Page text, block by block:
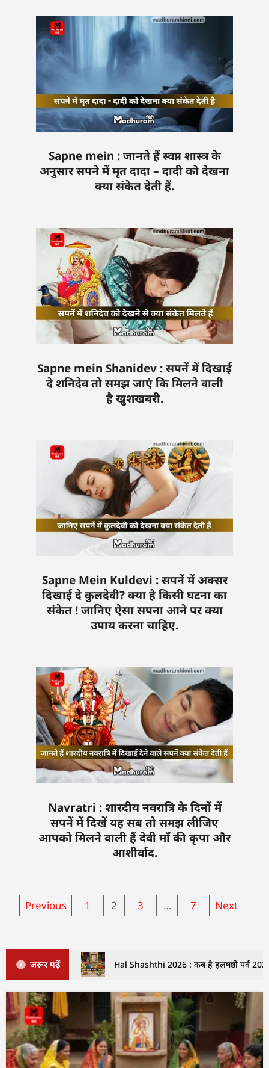
Sapne mein : जानते हैं स्वप्न शास्त्र के
अनुसार सपने में मृत दादा – दादी को देखना
क्या संकेत देती हैं.
Sapne mein Shanidev : सपनें में दिखाई
दे शनिदेव तो समझ जाएं कि मिलने वाली
है खुशखबरी.
Sapne Mein Kuldevi : सपनें में अक्सर
दिखाई दे कुलदेवी? क्या है किसी घटना का
संकेत ! जानिए ऐसा सपना आने पर क्या
उपाय करना चाहिए.
Navratri : शारदीय नवरात्रि के दिनों में
सपनें में दिखें यह सब तो समझ लीजिए
आपको मिलने वाली हैं देवी माँ की कृपा और
आशीर्वाद.
Previous 1 2 3 … 7 Next
जरूर पढ़ें Hal Shashthi 2026 : कब है हलषष्ठी पर्व